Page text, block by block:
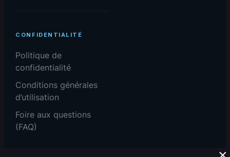
CONFIDENTIALITÉ
Politique de
confidentialité
Conditions générales
d’utilisation
Foire aux questions
(FAQ)